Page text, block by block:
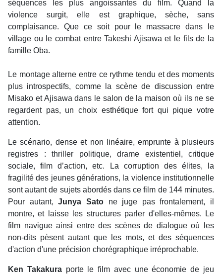
séquences les plus angoissantes du film. Quand la
violence surgit, elle est graphique, sèche, sans
complaisance. Que ce soit pour le massacre dans le
village ou le combat entre Takeshi Ajisawa et le fils de la
famille Oba.
Le montage alterne entre ce rythme tendu et des moments
plus introspectifs, comme la scène de discussion entre
Misako et Ajisawa dans le salon de la maison où ils ne se
regardent pas, un choix esthétique fort qui pique votre
attention.
Le scénario, dense et non linéaire, emprunte à plusieurs
registres : thriller politique, drame existentiel, critique
sociale, film d’action, etc. La corruption des élites, la
fragilité des jeunes générations, la violence institutionnelle
sont autant de sujets abordés dans ce film de 144 minutes.
Pour autant,Junya Satone juge pas frontalement, il
montre, et laisse les structures parler d'elles-mêmes. Le
film navigue ainsi entre des scènes de dialogue où les
non-dits pèsent autant que les mots, et des séquences
d'action d'une précision chorégraphique irréprochable.
Ken Takakura porte le film avec une économie de jeu